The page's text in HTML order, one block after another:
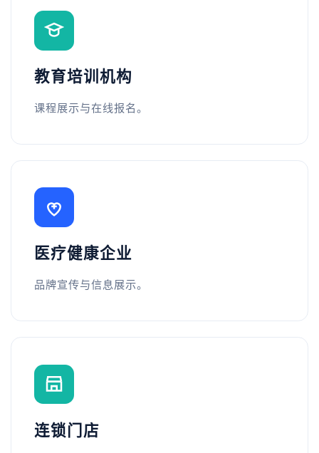
教育培训机构
课程展示与在线报名。
医疗健康企业
品牌宣传与信息展示。
连锁门店